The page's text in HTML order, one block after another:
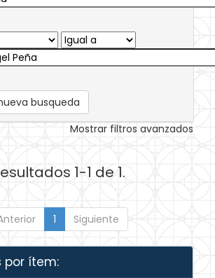
busqueda
Mostrar filtros avanzados
1-1 de 1.
1 Siguiente
por ítem: